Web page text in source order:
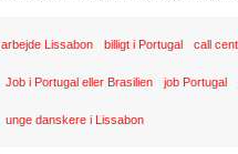
arbejde Lissabon billigt i Portugal call
Job i Portugal eller Brasilien job Portugal
unge danskere i Lissabon